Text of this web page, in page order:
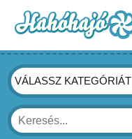
VÁLASSZ KATEGÓRIÁT